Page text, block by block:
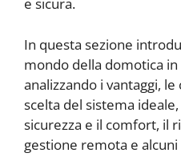
e sicura.
In questa sezione
mondo della domotica
analizzando i vantaggi,
scelta del sistema
sicurezza e il comfort, il
gestione remota e alcuni